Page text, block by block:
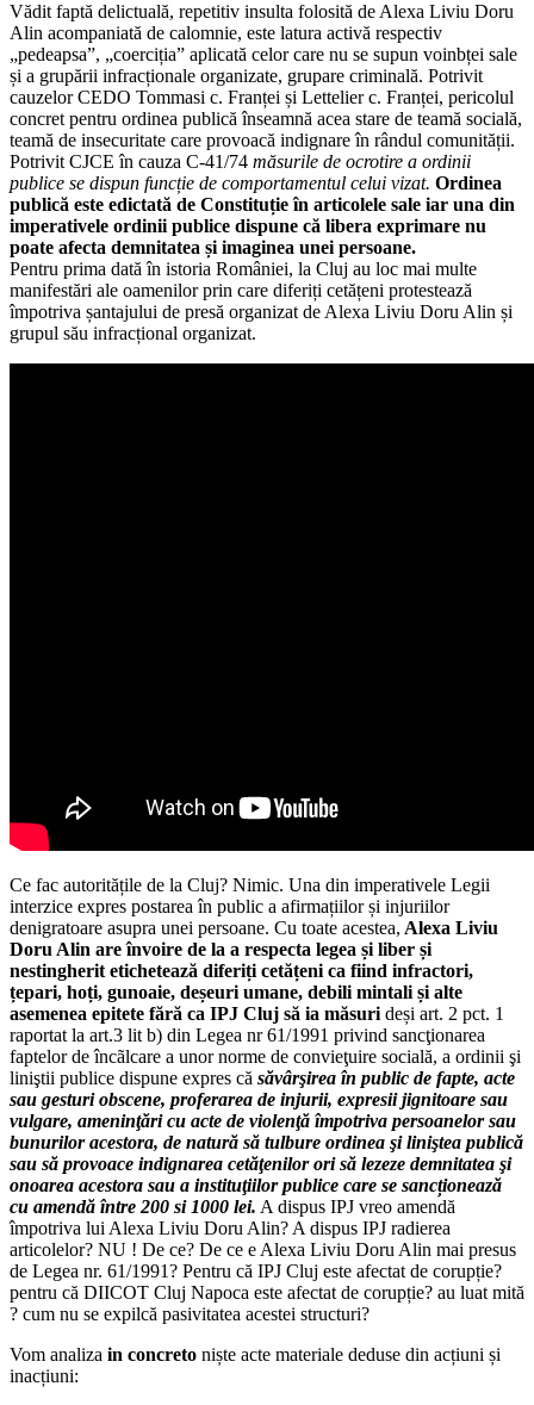
Vădit faptă delictuală, repetitiv insulta folosită de Alexa Liviu Doru
Alin acompaniată de calomnie, este latura activă respectiv
„pedeapsa”, „coerciția” aplicată celor care nu se supun voinbței sale
și a grupării infracționale organizate, grupare criminală. Potrivit
cauzelor CEDO Tommasi c. Franței și Lettelier c. Franței, pericolul
concret pentru ordinea publică înseamnă acea stare de teamă socială,
teamă de insecuritate care provoacă indignare în rândul comunității.
Potrivit CJCE în cauza C-41/74 măsurile de ocrotire a ordinii
publice se dispun funcție de comportamentul celui vizat. Ordinea
publică este edictată de Constituție în articolele sale iar una din
imperativele ordinii publice dispune că libera exprimare nu
poate afecta demnitatea și imaginea unei persoane.
Pentru prima dată în istoria României, la Cluj au loc mai multe
manifestări ale oamenilor prin care diferiți cetățeni protestează
împotriva șantajului de presă organizat de Alexa Liviu Doru Alin și
grupul său infracțional organizat.
Ce fac autoritățile de la Cluj? Nimic. Una din imperativele Legii
interzice expres postarea în public a afirmațiilor și injuriilor
denigratoare asupra unei persoane. Cu toate acestea, Alexa Liviu
Doru Alin are învoire de la a respecta legea și liber și
nestingherit etichetează diferiți cetățeni ca fiind infractori,
țepari, hoți, gunoaie, deșeuri umane, debili mintali și alte
asemenea epitete fără ca IPJ Cluj să ia măsurideși art. 2 pct. 1
raportat la art.3 lit b) din Legea nr 61/1991 privind sancţionarea
faptelor de încãlcare a unor norme de convieţuire socială, a ordinii şi
liniştii publice dispune expres că săvârşirea în public de fapte, acte
sau gesturi obscene, proferarea de injurii, expresii jignitoare sau
vulgare, ameninţări cu acte de violenţă împotriva persoanelor sau
bunurilor acestora, de natură să tulbure ordinea şi liniştea publică
sau să provoace indignarea cetăţenilor ori să lezeze demnitatea şi
onoarea acestora sau a instituţiilor publice care se sancționează
cu amendă între 200 si 1000 lei. A dispus IPJ vreo amendă
împotriva lui Alexa Liviu Doru Alin? A dispus IPJ radierea
articolelor? NU ! De ce? De ce e Alexa Liviu Doru Alin mai presus
de Legea nr. 61/1991? Pentru că IPJ Cluj este afectat de corupție?
pentru că DIICOT Cluj Napoca este afectat de corupție? au luat mită
? cum nu se expilcă pasivitatea acestei structuri?
Vom analiza in concreto niște acte materiale deduse din acțiuni și
inacțiuni: